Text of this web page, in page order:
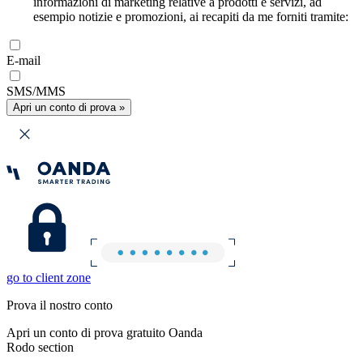
esempio notizie e promozioni, ai recapiti da me forniti tramite:
E-mail
SMS/MMS
Apri un conto di prova »
go to client zone
Prova il nostro conto
Apri un conto di prova gratuito Oanda
Rodo section